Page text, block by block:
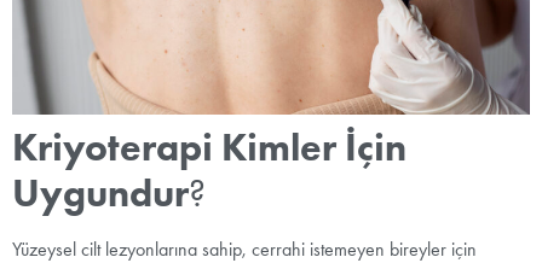
Kriyoterapi Kimler İçin
Uygundur?
Yüzeysel cilt lezyonlarına sahip, cerrahi istemeyen bireyler için